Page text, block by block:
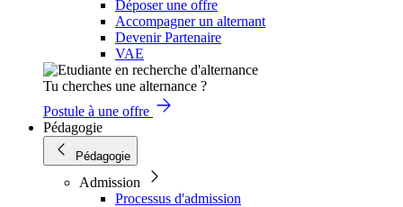
Déposer une offre
Accompagner un alternant
Devenir Partenaire
VAE
Tu cherches une alternance ?
Postule à une offre
Pédagogie
Pédagogie
Admission
Processus d'admission